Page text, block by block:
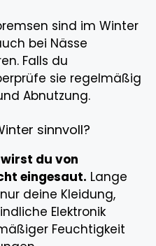
sind im Winter
bei Nässe
Falls du
sie regelmäßig
Abnutzung.
sinnvoll?
du von
eingesaut. Lange
deine Kleidung,
Elektronik
Feuchtigkeit